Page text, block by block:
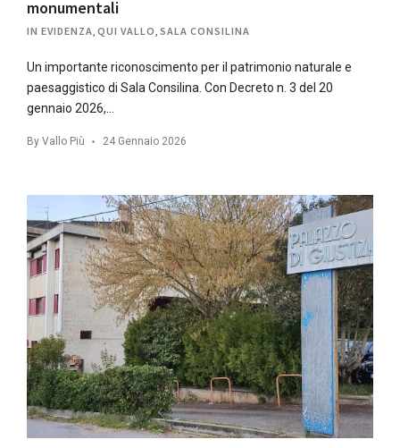
monumentali
IN EVIDENZA, QUI VALLO, SALA CONSILINA
Un importante riconoscimento per il patrimonio naturale e
paesaggistico di Sala Consilina. Con Decreto n. 3 del 20
gennaio 2026,…
By Vallo Più 24 Gennaio 2026